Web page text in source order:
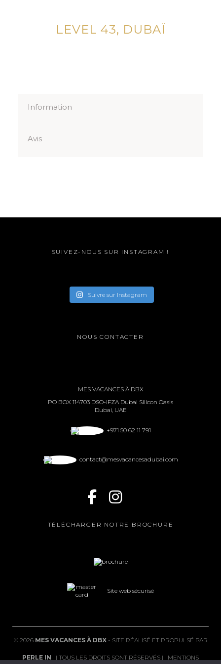
LEVEL 43, DUBAÏ
Information
Avis
SUIVEZ-NOUS SUR INSTAGRAM !
Suivre sur Instagram
NOUS CONTACTER
MES VACANCES À DBX
PO BOX 114703 DSO-IFZA Dubai Silicon Oasis
Dubai, UAE
+971 50 62 11 791
contact@mesvacancesadubai.com
TÉLÉCHARGER NOTRE BROCHURE
Site web sécurisé
© 2026 MES VACANCES À DBX- SITE RÉALISÉ ET PROPULSÉ PAR
PERLE IN | TOUS LES DROITS SONT RÉSERVÉS | MENTIONS